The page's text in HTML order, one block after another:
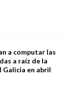
a computar las
a raíz de la
Galicia en abril